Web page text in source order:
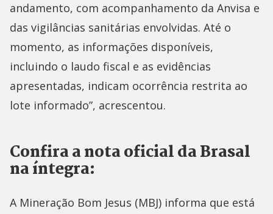
andamento, com acompanhamento da Anvisa e
das vigilâncias sanitárias envolvidas. Até o
momento, as informações disponíveis,
incluindo o laudo fiscal e as evidências
apresentadas, indicam ocorrência restrita ao
lote informado”, acrescentou.
Confira a nota oficial da Brasal
na íntegra:
A Mineração Bom Jesus (MBJ) informa que está